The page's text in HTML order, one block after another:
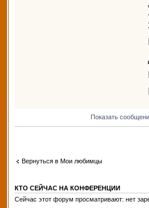
Показать
Вернуться в Мои любимцы
КТО СЕЙЧАС НА КОНФЕРЕНЦИИ
Сейчас этот форум просматривают: нет